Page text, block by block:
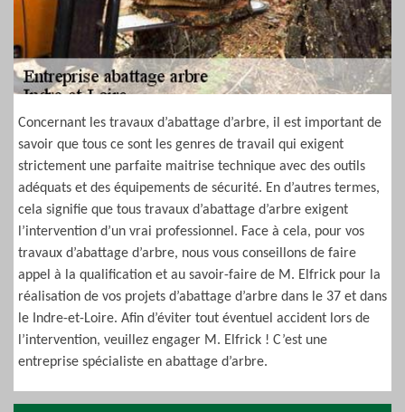
Concernant les travaux d’abattage d’arbre, il est important de
savoir que tous ce sont les genres de travail qui exigent
strictement une parfaite maitrise technique avec des outils
adéquats et des équipements de sécurité. En d’autres termes,
cela signifie que tous travaux d’abattage d’arbre exigent
l’intervention d’un vrai professionnel. Face à cela, pour vos
travaux d’abattage d’arbre, nous vous conseillons de faire
appel à la qualification et au savoir-faire de M. Elfrick pour la
réalisation de vos projets d’abattage d’arbre dans le 37 et dans
le Indre-et-Loire. Afin d’éviter tout éventuel accident lors de
l’intervention, veuillez engager M. Elfrick ! C’est une
entreprise spécialiste en abattage d’arbre.